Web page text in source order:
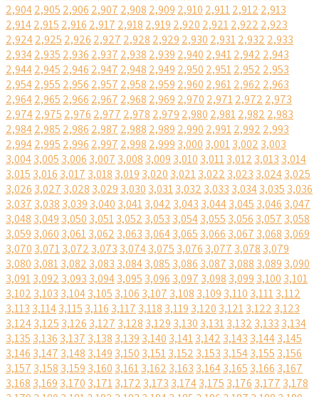
2,9042,905 2,906 2,907 2,908 2,909 2,910 2,9112,912 2,913
2,9142,915 2,916 2,917 2,918 2,919 2,920 2,9212,922 2,923
2,9242,925 2,926 2,927 2,928 2,929 2,930 2,9312,932 2,933
2,9342,935 2,936 2,937 2,938 2,939 2,940 2,9412,942 2,943
2,9442,945 2,946 2,947 2,948 2,949 2,950 2,9512,952 2,953
2,9542,955 2,956 2,957 2,958 2,959 2,960 2,9612,962 2,963
2,9642,965 2,966 2,967 2,968 2,969 2,970 2,9712,972 2,973
2,9742,975 2,976 2,977 2,978 2,979 2,980 2,9812,982 2,983
2,9842,985 2,986 2,987 2,988 2,989 2,990 2,9912,992 2,993
2,9942,995 2,996 2,997 2,998 2,999 3,000 3,0013,002 3,003
3,0043,005 3,006 3,007 3,008 3,009 3,010 3,0113,012 3,013 3,014
3,015 3,016 3,017 3,018 3,019 3,020 3,0213,022 3,023 3,0243,025
3,026 3,027 3,028 3,029 3,030 3,0313,032 3,033 3,0343,035 3,036
3,037 3,038 3,039 3,040 3,0413,042 3,043 3,0443,045 3,046 3,047
3,048 3,049 3,050 3,0513,052 3,053 3,0543,055 3,056 3,057 3,058
3,059 3,060 3,0613,062 3,063 3,0643,065 3,066 3,067 3,068 3,069
3,070 3,0713,072 3,073 3,0743,075 3,076 3,077 3,078 3,079
3,080 3,0813,082 3,083 3,0843,085 3,086 3,087 3,088 3,089 3,090
3,0913,092 3,093 3,0943,095 3,096 3,097 3,098 3,099 3,100 3,101
3,102 3,103 3,1043,105 3,106 3,107 3,108 3,109 3,110 3,1113,112
3,113 3,1143,115 3,116 3,117 3,118 3,119 3,120 3,1213,122 3,123
3,1243,125 3,126 3,127 3,128 3,129 3,130 3,1313,132 3,133 3,134
3,135 3,136 3,137 3,138 3,139 3,140 3,1413,142 3,143 3,1443,145
3,146 3,147 3,148 3,149 3,150 3,1513,152 3,153 3,1543,155 3,156
3,157 3,158 3,159 3,160 3,1613,162 3,163 3,1643,165 3,166 3,167
3,168 3,169 3,170 3,1713,172 3,173 3,1743,175 3,176 3,177 3,178